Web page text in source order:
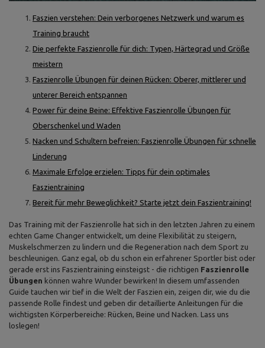
Faszien verstehen: Dein verborgenes Netzwerk und warum es
Training braucht
Die perfekte Faszienrolle für dich: Typen, Härtegrad und Größe
meistern
Faszienrolle Übungen für deinen Rücken: Oberer, mittlerer und
unterer Bereich entspannen
Power für deine Beine: Effektive Faszienrolle Übungen für
Oberschenkel und Waden
Nacken und Schultern befreien: Faszienrolle Übungen für schnelle
Linderung
Maximale Erfolge erzielen: Tipps für dein optimales
Faszientraining
Bereit für mehr Beweglichkeit? Starte jetzt dein Faszientraining!
Das Training mit der Faszienrolle hat sich in den letzten Jahren zu einem
echten Game Changer entwickelt, um deine Flexibilität zu steigern,
Muskelschmerzen zu lindern und die Regeneration nach dem Sport zu
beschleunigen. Ganz egal, ob du schon ein erfahrener Sportler bist oder
gerade erst ins Faszientraining einsteigst - die richtigen Faszienrolle
Übungen können wahre Wunder bewirken! In diesem umfassenden
Guide tauchen wir tief in die Welt der Faszien ein, zeigen dir, wie du die
passende Rolle findest und geben dir detaillierte Anleitungen für die
wichtigsten Körperbereiche: Rücken, Beine und Nacken. Lass uns
loslegen!